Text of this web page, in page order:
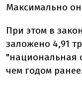
Максимально
При этом в
заложено 4,91
"национальная
чем годом